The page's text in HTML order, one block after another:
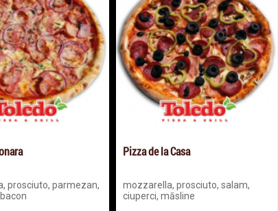
prosciuto, parmezan,
Pizza de la Casa
mozzarella, prosciuto, salam,
ciuperci, măsline